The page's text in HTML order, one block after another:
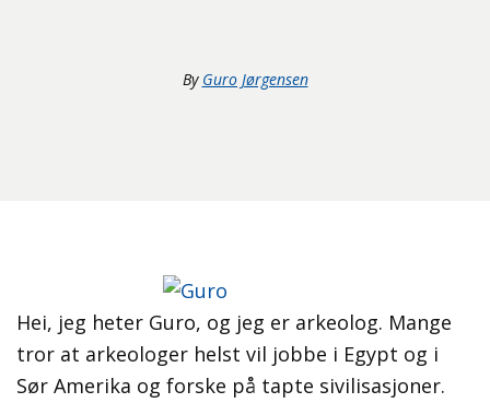
By Guro Jørgensen
Hei, jeg heter Guro, og jeg er arkeolog. Mange
tror at arkeologer helst vil jobbe i Egypt og i
Sør Amerika og forske på tapte sivilisasjoner.